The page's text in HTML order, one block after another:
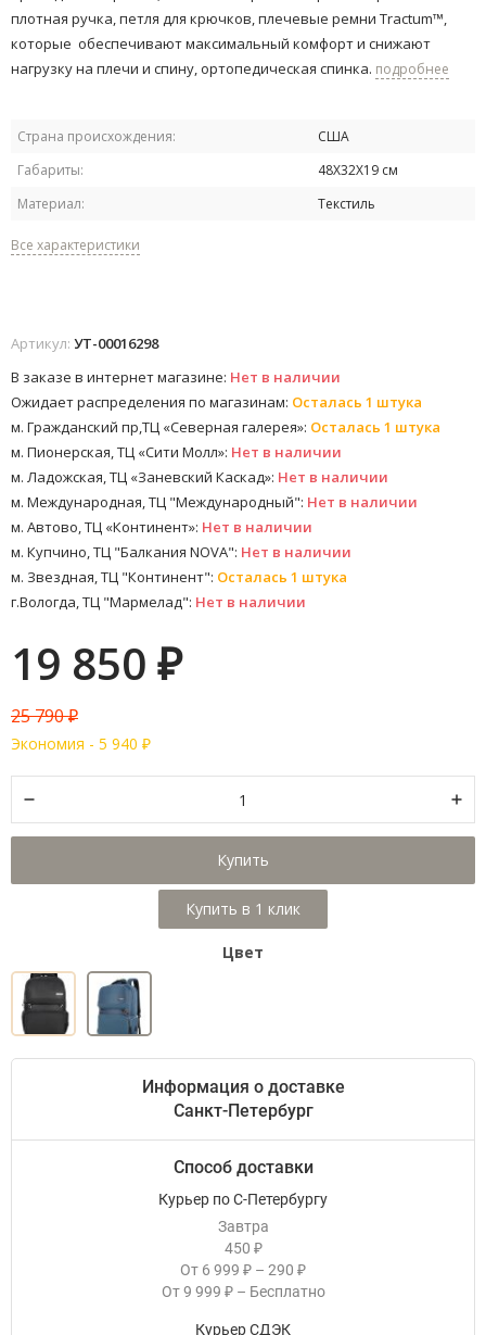
плотная ручка, петля для крючков, плечевые ремни Tractum™,
которые ​ обеспечивают максимальный комфорт и снижают
нагрузку на плечи и спину,​ ортопедическая спинка. подробнее
Страна происхождения:
США
Габариты:
48Х32Х19 см
Материал:
Текстиль
Все характеристики
Артикул: УТ-00016298
В заказе в интернет магазине: Нет в наличии
Ожидает распределения по магазинам: Осталась 1 штука
м. Гражданский пр,ТЦ «Северная галерея»: Осталась 1 штука
м. Пионерская, ТЦ «Сити Молл»: Нет в наличии
м. Ладожская, ТЦ «Заневский Каскад»: Нет в наличии
м. Международная, ТЦ "Международный": Нет в наличии
м. Автово, ТЦ «Континент»: Нет в наличии
м. Купчино, ТЦ "Балкания NOVA": Нет в наличии
м. Звездная, ТЦ "Континент": Осталась 1 штука
г.Вологда, ТЦ "Мармелад": Нет в наличии
19 850 ₽
25 790₽
Экономия - 5 940 ₽
Купить
Цвет
Информация о доставке
Санкт-Петербург
Способ доставки
Курьер по С-Петербургу
Завтра
450 ₽
От 6 999 ₽ – 290 ₽
От 9 999 ₽ – Бесплатно
Курьер СДЭК